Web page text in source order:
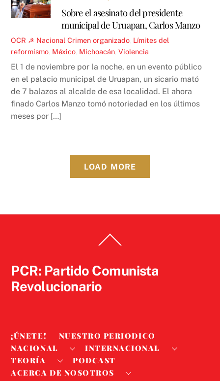
Sobre el asesinato del presidente
municipal de Uruapan, Carlos Manzo
OCR ☭ Nacional Crimen organizado Límites del
reformismo México Michoacán ,Violencia
El 1 de noviembre por la noche, en un evento público
en el palacio municipal de Uruapan, un sicario mató
de 7 balazos al alcalde de esa localidad. El ahora
finado Carlos Manzo tomó notoriedad en los últimos
meses por […]
LOAD MORE
To
PCR: Partido Comunista
Revolucionario
¡ÚNETE!
NUESTRO PERIODICO
NACIONAL
INTERNACIONAL
TEORÍA
PODCAST
ACERCA DE NOSOTROS